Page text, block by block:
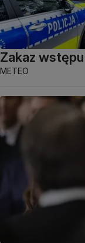
Zakaz
METEO